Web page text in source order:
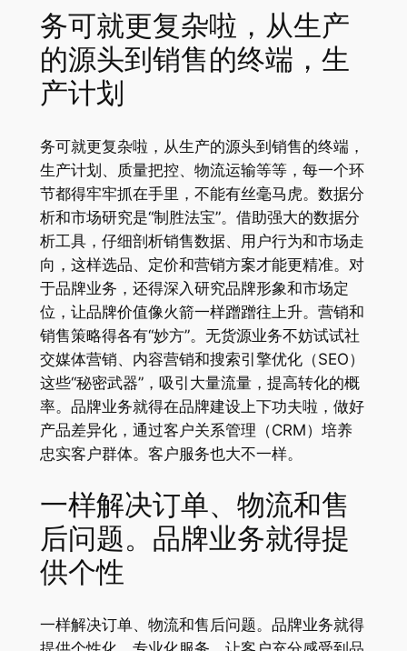
务可就更复杂啦，从生产
的源头到销售的终端，生
产计划
务可就更复杂啦，从生产的源头到销售的终端，
生产计划、质量把控、物流运输等等，每一个环
节都得牢牢抓在手里，不能有丝毫马虎。数据分
析和市场研究是“制胜法宝”。借助强大的数据分
析工具，仔细剖析销售数据、用户行为和市场走
向，这样选品、定价和营销方案才能更精准。对
于品牌业务，还得深入研究品牌形象和市场定
位，让品牌价值像火箭一样蹭蹭往上升。营销和
销售策略得各有“妙方”。无货源业务不妨试试社
交媒体营销、内容营销和搜索引擎优化（SEO）
这些“秘密武器”，吸引大量流量，提高转化的概
率。品牌业务就得在品牌建设上下功夫啦，做好
产品差异化，通过客户关系管理（CRM）培养
忠实客户群体。客户服务也大不一样。
一样解决订单、物流和售
后问题。品牌业务就得提
供个性
一样解决订单、物流和售后问题。品牌业务就得